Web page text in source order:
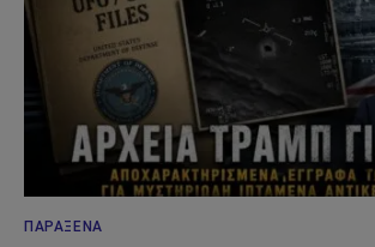
ΠΑΡΆΞΕΝΑ